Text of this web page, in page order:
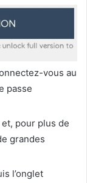
vous au
passe
pour plus de
grandes
l’onglet